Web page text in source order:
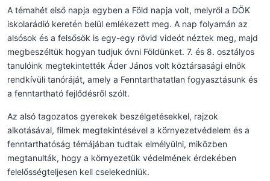
A témahét első napja egyben a Föld napja volt, melyről a DÖK
iskolarádió keretén belül emlékezett meg. A nap folyamán az
alsósok és a felsősök is egy-egy rövid videót néztek meg, majd
megbeszéltük hogyan tudjuk óvni Földünket. 7. és 8. osztályos
tanulóink megtekintették Áder János volt köztársasági elnök
rendkívüli tanóráját, amely a Fenntarthatatlan fogyasztásunk és
a fenntartható fejlődésről szólt.
Az alsó tagozatos gyerekek beszélgetésekkel, rajzok
alkotásával, filmek megtekintésével a környezetvédelem és a
fenntarthatóság témájában tudtak elmélyülni, miközben
megtanulták, hogy a környezetük védelmének érdekében
felelősségteljesen kell cselekedniük.